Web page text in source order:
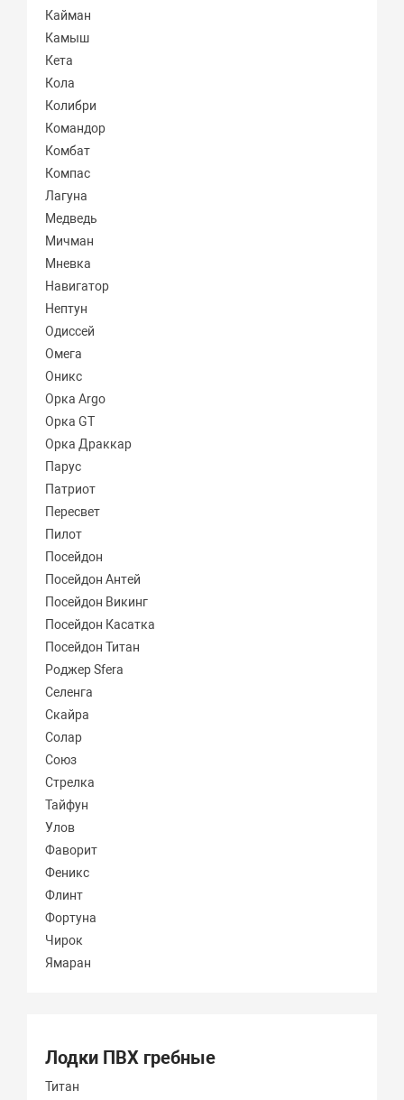
Кайман
Камыш
Кета
Кола
Колибри
Командор
Комбат
Компас
Лагуна
Медведь
Мичман
Мневка
Навигатор
Нептун
Одиссей
Омега
Оникс
Орка Argo
Орка GT
Орка Драккар
Парус
Патриот
Пересвет
Пилот
Посейдон
Посейдон Антей
Посейдон Викинг
Посейдон Касатка
Посейдон Титан
Роджер Sfera
Селенга
Скайра
Солар
Союз
Стрелка
Тайфун
Улов
Фаворит
Феникс
Флинт
Фортуна
Чирок
Ямаран
Лодки ПВХ гребные
Титан